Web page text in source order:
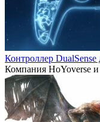
Контроллер DualSense
Компания HoYoverse